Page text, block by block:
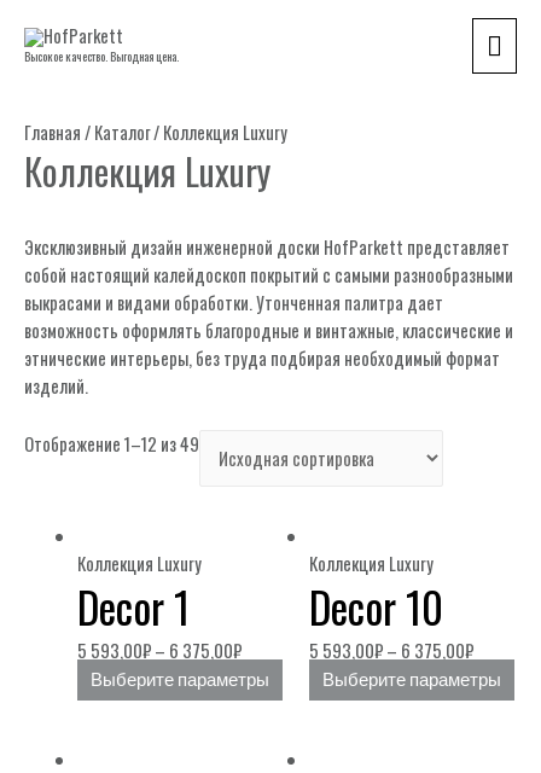
Высокое качество. Выгодная цена.
Главная/Каталог/ Коллекция Luxury
Коллекция Luxury
Эксклюзивный дизайн инженерной доски HofParkett представляет
собой настоящий калейдоскоп покрытий с самыми разнообразными
выкрасами и видами обработки. Утонченная палитра дает
возможность оформлять благородные и винтажные, классические и
этнические интерьеры, без труда подбирая необходимый формат
изделий.
Отображение 1–12 из 49
Коллекция Luxury
Decor 1
5 593,00₽– 6 375,00₽
Выберите параметры
Коллекция Luxury
Decor 10
5 593,00₽– 6 375,00₽
Выберите параметры